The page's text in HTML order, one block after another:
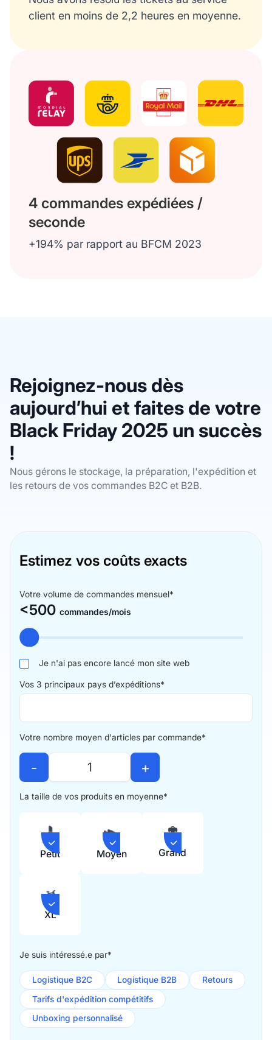
client en moins de 2,2 heures en moyenne.
4 commandes expédiées /
seconde
+194% par rapport au BFCM 2023
Rejoignez-nous dès
aujourd’hui et faites de votre
Black Friday 2025 un succès
!
Nous gérons le stockage, la préparation, l'expédition et
les retours de vos commandes B2C et B2B.
Estimez vos coûts exacts
Votre volume de commandes mensuel*
<500 commandes/mois
Je n'ai pas encore lancé mon site web
Vos 3 principaux pays d’expéditions*
Votre nombre moyen d'articles par commande*
- +
La taille de vos produits en moyenne*
Petit Moyen Grand
XL
Je suis intéressé.e par*
Logistique B2C Logistique B2B
Retours
Tarifs d'expédition compétitifs
Unboxing personnalisé